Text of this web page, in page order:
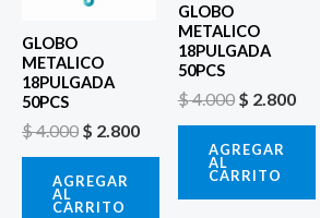
GLOBO
METALICO
18PULGADA
50PCS
$4.000 $ 2.800
AGREGAR
AL
CARRITO
GLOBO
METALICO
18PULGADA
50PCS
$4.000 $ 2.800
AGREGAR
AL
CARRITO